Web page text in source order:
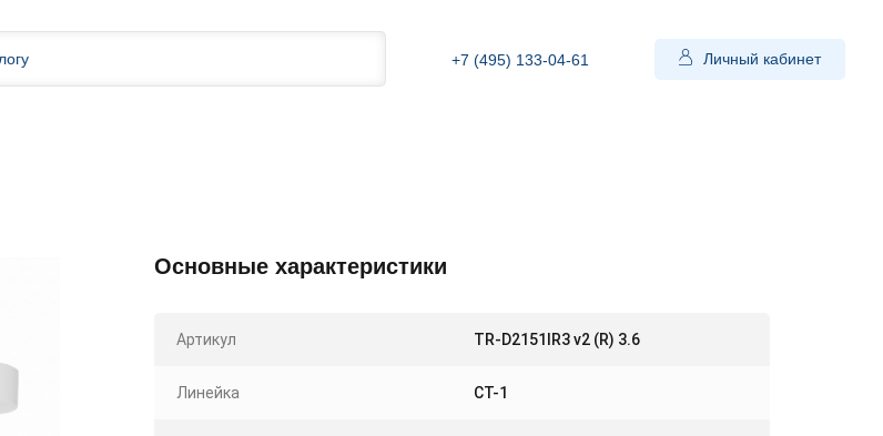
+7 (495) 133-04-61 Личный кабинет
Основные характеристики
Артикул TR-D2151IR3 v2 (R) 3.6
Линейка СТ-1